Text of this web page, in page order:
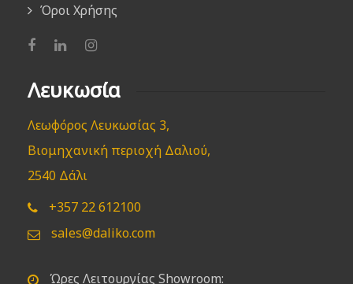
Όροι Χρήσης
Λευκωσία
Λεωφόρος Λευκωσίας 3,
Βιομηχανική περιοχή Δαλιού,
2540 Δάλι
+357 22 612100
sales@daliko.com
Ώρες Λειτουργίας Showroom: